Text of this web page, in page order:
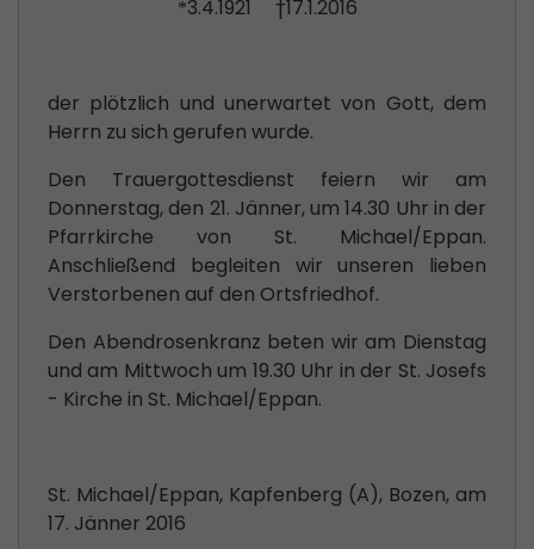
*3.4.1921 †17.1.2016
der plötzlich und unerwartet von Gott, dem
Herrn zu sich gerufen wurde.
Den Trauergottesdienst feiern wir am
Donnerstag, den 21. Jänner, um 14.30 Uhr in der
Pfarrkirche von St. Michael/Eppan.
Anschließend begleiten wir unseren lieben
Verstorbenen auf den Ortsfriedhof.
Den Abendrosenkranz beten wir am Dienstag
und am Mittwoch um 19.30 Uhr in der St. Josefs
- Kirche in St. Michael/Eppan.
St. Michael/Eppan, Kapfenberg (A), Bozen, am
17. Jänner 2016